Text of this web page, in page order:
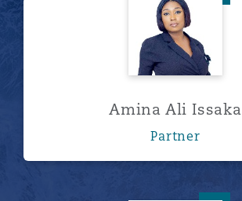
Amina Ali Issaka
Partner